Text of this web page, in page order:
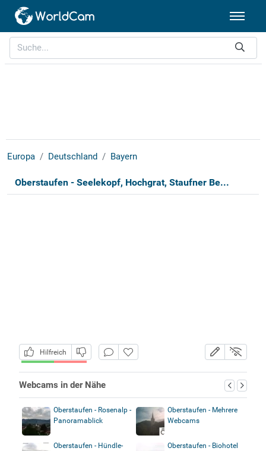
Europa Deutschland Bayern
Oberstaufen - Seelekopf, Hochgrat, Staufner Be...
Hilfreich
Webcams in der Nähe
Oberstaufen - Rosenalp -
Panoramablick
Oberstaufen - Mehrere
Webcams
Oberstaufen - Hündle-
Oberstaufen - Biohotel